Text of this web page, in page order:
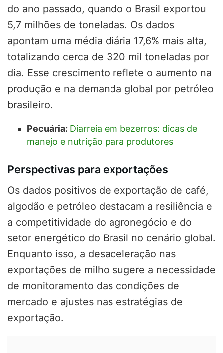
do ano passado, quando o Brasil exportou
5,7 milhões de toneladas. Os dados
apontam uma média diária 17,6% mais alta,
totalizando cerca de 320 mil toneladas por
dia. Esse crescimento reflete o aumento na
produção e na demanda global por petróleo
brasileiro.
Pecuária: Diarreia em bezerros: dicas de
manejo e nutrição para produtores
Perspectivas para exportações
Os dados positivos de exportação de café,
algodão e petróleo destacam a resiliência e
a competitividade do agronegócio e do
setor energético do Brasil no cenário global.
Enquanto isso, a desaceleração nas
exportações de milho sugere a necessidade
de monitoramento das condições de
mercado e ajustes nas estratégias de
exportação.